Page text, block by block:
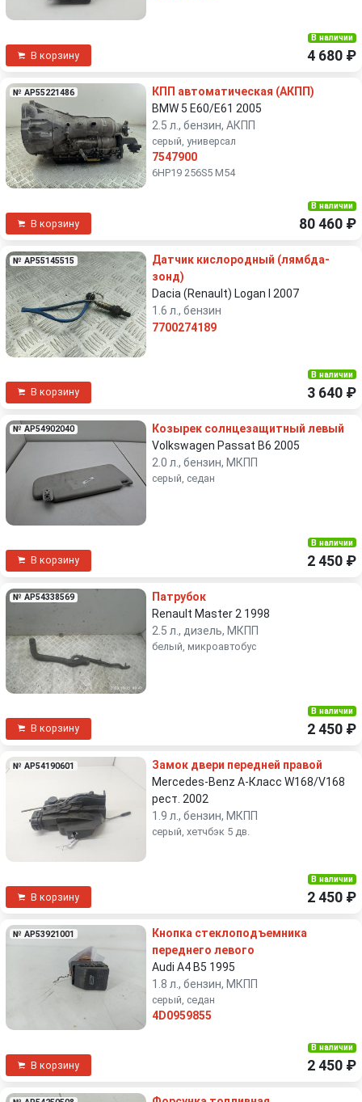
В корзину
В наличии
4 680 ₽
№ AP55221486
КПП автоматическая (АКПП)
BMW 5 E60/E61 2005
2.5 л., бензин, АКПП
серый, универсал
7547900
6HP19 256S5 M54
В корзину
В наличии
80 460 ₽
№ AP55145515
Датчик кислородный (лямбда-
зонд)
Dacia (Renault) Logan I 2007
1.6 л., бензин
7700274189
В корзину
В наличии
3 640 ₽
№ AP54902040
Козырек солнцезащитный левый
Volkswagen Passat B6 2005
2.0 л., бензин, МКПП
серый, седан
В корзину
В наличии
2 450 ₽
№ AP54338569
Патрубок
Renault Master 2 1998
2.5 л., дизель, МКПП
белый, микроавтобус
В корзину
В наличии
2 450 ₽
№ AP54190601
Замок двери передней правой
Mercedes-Benz A-Класс W168/V168
рест. 2002
1.9 л., бензин, МКПП
серый, хетчбэк 5 дв.
В корзину
В наличии
2 450 ₽
№ AP53921001
Кнопка стеклоподъемника
переднего левого
Audi A4 B5 1995
1.8 л., бензин, МКПП
серый, седан
4D0959855
В корзину
В наличии
2 450 ₽